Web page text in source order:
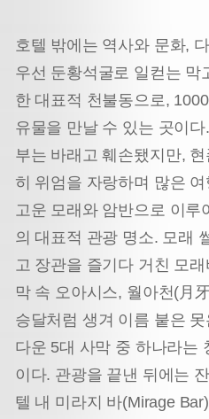
호텔 밖에는 역사와 문화,
우선 둔황석굴로 일컫는 막
한 대표적 천불동으로,
유물을 만날 수 있는 곳이
부는 바래고 훼손됐지만,
히 위엄을 자랑하며 많은
고운 모래와 암반으로 이루
의 대표적 관광 명소. 모래
고 장관을 즐기다 거친 모
막 속 오아시스, 월아천(月
승달처럼 생겨 이름 붙은
다운 5대 사막 중 하나라는
이다. 관광을 끝낸 뒤에는
텔 내 미라지 바(Mirage